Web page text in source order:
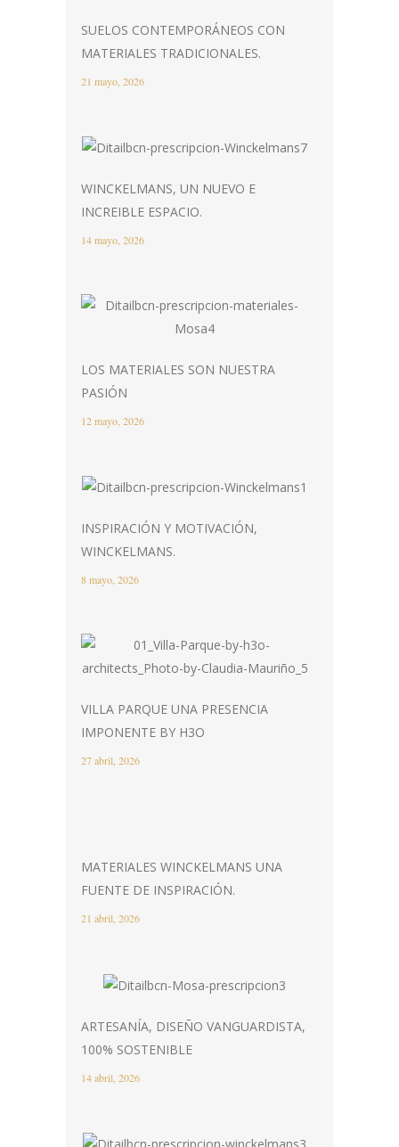
SUELOS CONTEMPORÁNEOS CON
MATERIALES TRADICIONALES.
21 mayo, 2026
WINCKELMANS, UN NUEVO E
INCREIBLE ESPACIO.
14 mayo, 2026
LOS MATERIALES SON NUESTRA
PASIÓN
12 mayo, 2026
INSPIRACIÓN Y MOTIVACIÓN,
WINCKELMANS.
8 mayo, 2026
VILLA PARQUE UNA PRESENCIA
IMPONENTE BY H3O
27 abril, 2026
MATERIALES WINCKELMANS UNA
FUENTE DE INSPIRACIÓN.
21 abril, 2026
ARTESANÍA, DISEÑO VANGUARDISTA,
100% SOSTENIBLE
14 abril, 2026